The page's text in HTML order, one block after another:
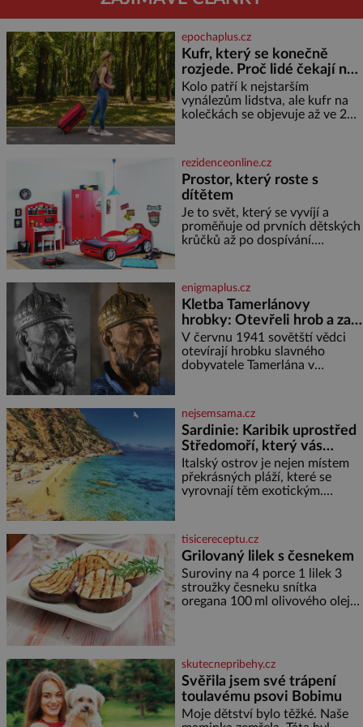
epochaplus.cz
Kufr, který se konečně
rozjede. Proč lidé čekají na
kolečka téměř pět tisíc let?
Kolo patří k nejstarším
vynálezům lidstva, ale kufr na
kolečkách se objevuje až ve 20.
zádech nebo je nakládají na
povozy. Stačí přitom jediný
nápad, připevnit ke kufru
kolečka. Jenže právě ten nikdo
dlouho nedostane. Až jednou se
na letišti ozve věta, která změní
rezidenceonline.cz
Prostor, který roste s
dítětem
Je to svět, který se vyvíjí a
proměňuje od prvních dětských
krůčků až po dospívání.
soustředění i odpočinek a
reaguje na každou etapu života
a specifické potřeby dítěte. Pro
nejmenší je klíčová
jednoduchost, měkkost a
bezpečí, proto by pokoj
miminka měl působit především
enigmaplus.cz
Kletba Tamerlánovy
hrobky: Otevřeli hrob a za
dva dny začala invaze do
SSSR. Náhoda, nebo
varování?
V červnu 1941 sovětští vědci
otevírají hrobku slavného
dobyvatele Tamerlána v
zahajuje operaci Barbarossa a
napadá Sovětský svaz. Shoda
dat je
nejsemsama.cz
Sardinie: Karibik uprostřed
Středomoří, který vás
okouzlí
Italský ostrov je nejen místem
překrásných pláží, které se
vyrovnají těm exotickým.
Fascinující stará malebná
městečka či třeba dechberoucí
útesy. Druhý největší italský
ostrov o velikosti přibližně
jedné třetiny České republiky
vás ohromí nejen svými plážemi
luxusem.Zjistěte,
tisicereceptu.cz
Grilovaný lilek s česnekem
Suroviny na 4 porce 1 lilek 3
stroužky česneku snítka
oregana 100 ml olivového oleje
kolečka lilku.
skutecnepribehy.cz
Svěřila jsem své trápení
toulavému psovi Bobimu
Moje dětství bylo těžké. Naše